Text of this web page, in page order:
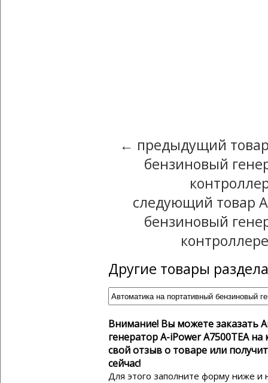
← предыдущий
бензиновый
следующий товар
бензиновый
Другие товары
Внимание! Вы можете заказать
генератор A-iPower A7500TEA
свой отзыв о товаре или
сейчас!
Для этого заполните форму ниже и